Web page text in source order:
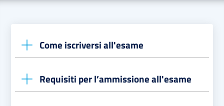
Come iscriversi all'esame
La Camera di Commercio di Padova organizza di
normadue sessioni d'esame all'anno, primaverile
Requisiti per l’ammissione all'esame